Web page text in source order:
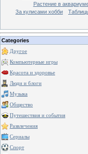
Растение в
За кулисами хобби
Categories
Другое
Компьютерные игры
Красота и здоровье
Люди и блоги
Музыка
Общество
Путешествия и события
Развлечения
Сериалы
Спорт